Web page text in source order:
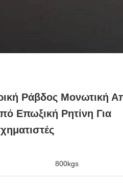
Ράβδος Μονωτική
Επωξική Ρητίνη Για
800kgs